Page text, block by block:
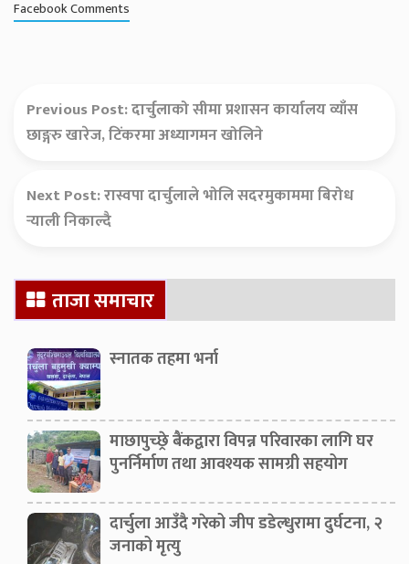
Facebook Comments
Previous Post:दार्चुलाको सीमा प्रशासन कार्यालय व्याँस
छाङ्गरु खारेज, टिंकरमा अध्यागमन खोलिने
Next Post:रास्वपा दार्चुलाले भोलि सदरमुकाममा बिरोध
र्‍याली निकाल्दै
Secondary
Sidebarताजा समाचार
स्नातक तहमा भर्ना
माछापुच्छ्रे बैंकद्वारा विपन्न परिवारका लागि घर
पुनर्निर्माण तथा आवश्यक सामग्री सहयोग
दार्चुला आउँदै गरेको जीप डडेल्धुरामा दुर्घटना, २
जनाको मृत्यु